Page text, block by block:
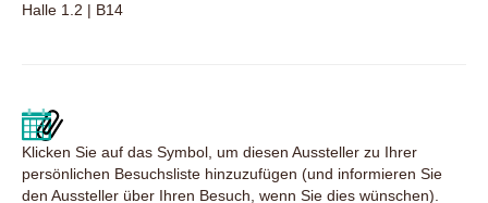
Halle 1.2 | B14
Klicken Sie auf das Symbol, um diesen Aussteller zu Ihrer
persönlichen Besuchsliste hinzuzufügen (und informieren Sie
den Aussteller über Ihren Besuch, wenn Sie dies wünschen).